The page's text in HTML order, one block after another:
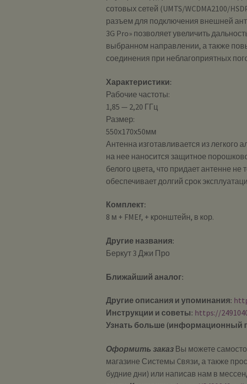
сотовых сетей (UMTS/WCDMA2100/
разъем для подключения внешней
3G Pro» позволяет увеличить
выбранном направлении, а также
соединения при неблагоприятных
Характеристики:
Рабочие частоты:
1,85 — 2,20 ГГц
Размер:
550х170х50мм
Антенна изготавливается из легкого
на нее наносится защитное
белого цвета, что придает антенне
обеспечивает долгий срок
Комплект:
8 м + FMEf, + кронштейн, в кор.
Другие названия:
Беркут 3 Джи Про
Ближайший аналог:
Другие описания и упоминания:
Инструкции и советы: https://
Узнать больше (информационный
Оформить заказ Вы можете
магазине Системы Cвязи, а также
будние дни) или написав нам в